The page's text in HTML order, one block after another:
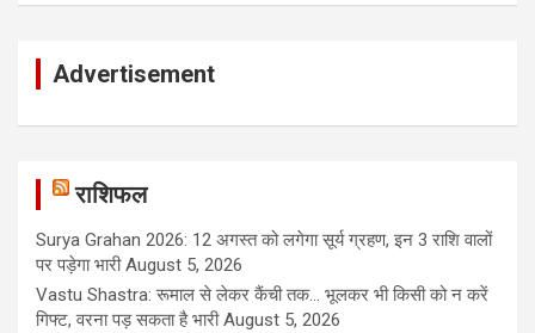
Advertisement
राशिफल
Surya Grahan 2026: 12 अगस्त को लगेगा सूर्य ग्रहण, इन 3 राशि वालों
पर पड़ेगा भारी August 5, 2026
Vastu Shastra: रूमाल से लेकर कैंची तक... भूलकर भी किसी को न करें
गिफ्ट, वरना पड़ सकता है भारी August 5, 2026